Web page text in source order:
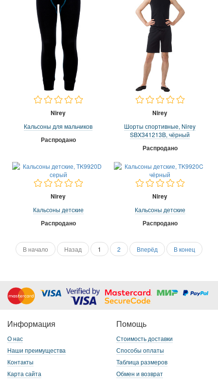
Nirey
Кальсоны для мальчиков
Распродано
Nirey
Шорты спортивные, Nirey
SBX341213B, чёрный
Распродано
Nirey
Кальсоны детские
Распродано
Nirey
Кальсоны детские
Распродано
В начало Назад 1 2 Вперёд В конец
Информация
О нас
Наши преимущества
Контакты
Карта сайта
Помощь
Стоимость доставки
Способы оплаты
Таблица размеров
Обмен и возврат